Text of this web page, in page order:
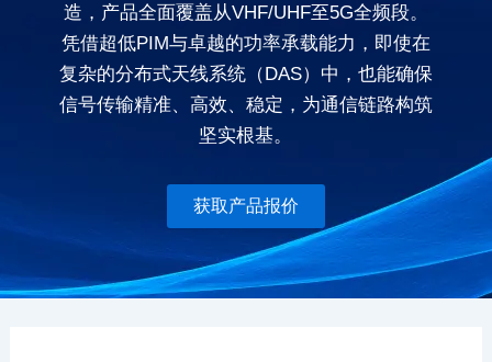
造，产品全面覆盖从VHF/UHF至5G全频段。
凭借超低PIM与卓越的功率承载能力，即使在
复杂的分布式天线系统（DAS）中，也能确保
信号传输精准、高效、稳定，为通信链路构筑
坚实根基。
获取产品报价